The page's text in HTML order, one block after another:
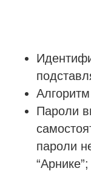
Пароли
пароли
“Арнике”;